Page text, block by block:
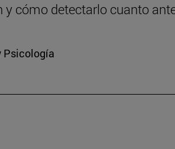
y cómo detectarlo cuanto
Psicología